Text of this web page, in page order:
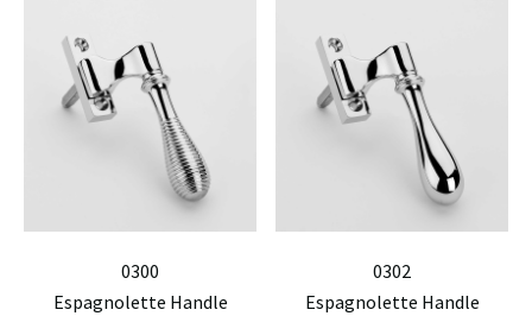
0300
Espagnolette Handle
0302
Espagnolette Handle